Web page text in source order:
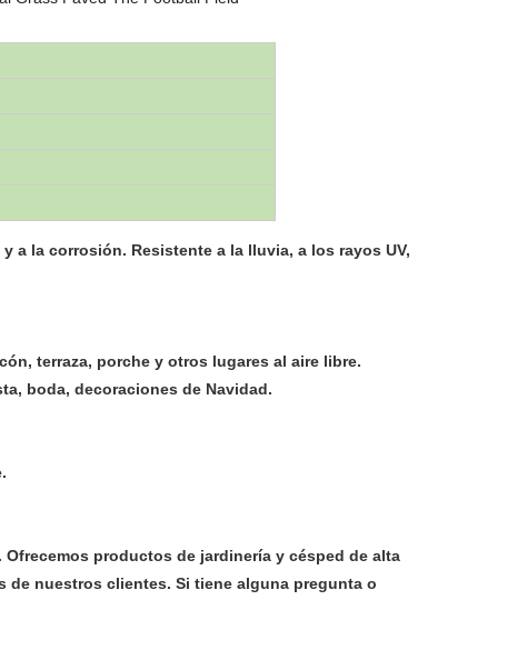
a la corrosión. Resistente a la lluvia, a los rayos UV,
terraza, porche y otros lugares al aire libre.
boda, decoraciones de Navidad.
productos de jardinería y césped de alta
de nuestros clientes. Si tiene alguna pregunta o